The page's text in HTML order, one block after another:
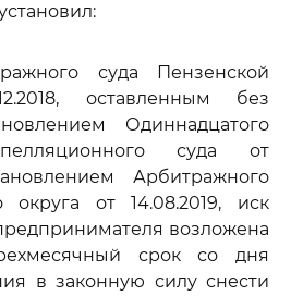
суда Пензенской
оставленным без
Одиннадцатого
суда от
Арбитражного
округа от 14.08.2019, иск
возложена
срок со дня
в законную силу снести